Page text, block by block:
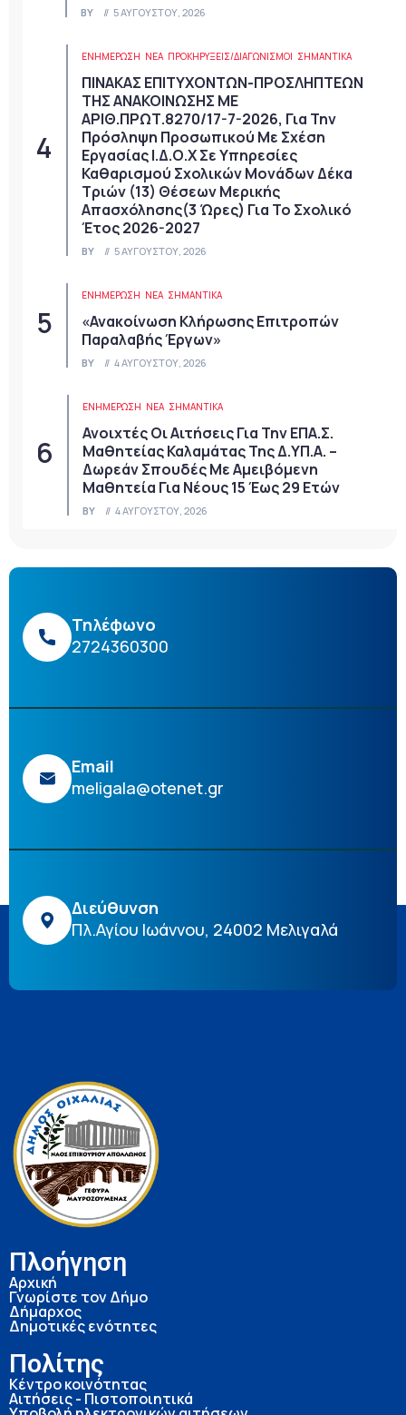
BY 5 ΑΥΓΟΎΣΤΟΥ, 2026
ΕΝΗΜΕΡΩΣΗ ΝΈΑ ΠΡΟΚΗΡΎΞΕΙΣ/ΔΙΑΓΩΝΙΣΜΟΊ ΣΗΜΑΝΤΙΚΆ
ΠΙΝΑΚΑΣ ΕΠΙΤΥΧΟΝΤΩΝ-ΠΡΟΣΛΗΠΤΕΩΝ
ΤΗΣ ΑΝΑΚΟΙΝΩΣΗΣ ΜΕ
ΑΡΙΘ.ΠΡΩΤ.8270/17-7-2026, Για Την
Πρόσληψη Προσωπικού Με Σχέση
Εργασίας Ι.Δ.Ο.Χ Σε Υπηρεσίες
Καθαρισμού Σχολικών Μονάδων Δέκα
Τριών (13) Θέσεων Μερικής
Απασχόλησης(3 Ώρες) Για Το Σχολικό
Έτος 2026-2027
BY 5 ΑΥΓΟΎΣΤΟΥ, 2026
ΕΝΗΜΕΡΩΣΗ ΝΈΑ ΣΗΜΑΝΤΙΚΆ
«Ανακοίνωση Κλήρωσης Επιτροπών
Παραλαβής Έργων»
BY 4 ΑΥΓΟΎΣΤΟΥ, 2026
ΕΝΗΜΕΡΩΣΗ ΝΈΑ ΣΗΜΑΝΤΙΚΆ
Ανοιχτές Οι Αιτήσεις Για Την ΕΠΑ.Σ.
Μαθητείας Καλαμάτας Της Δ.ΥΠ.Α. –
Δωρεάν Σπουδές Με Αμειβόμενη
Μαθητεία Για Νέους 15 Έως 29 Ετών
BY 4 ΑΥΓΟΎΣΤΟΥ, 2026
Τηλέφωνο
2724360300
Email
meligala@otenet.gr
Διεύθυνση
Πλ.Αγίου Ιωάννου, 24002 Μελιγαλά
Πλοήγηση
Αρχική
Γνωρίστε τον Δήμο
Δήμαρχος
Δημοτικές ενότητες
Πολίτης
Κέντρο κοινότητας
Αιτήσεις - Πιστοποιητικά